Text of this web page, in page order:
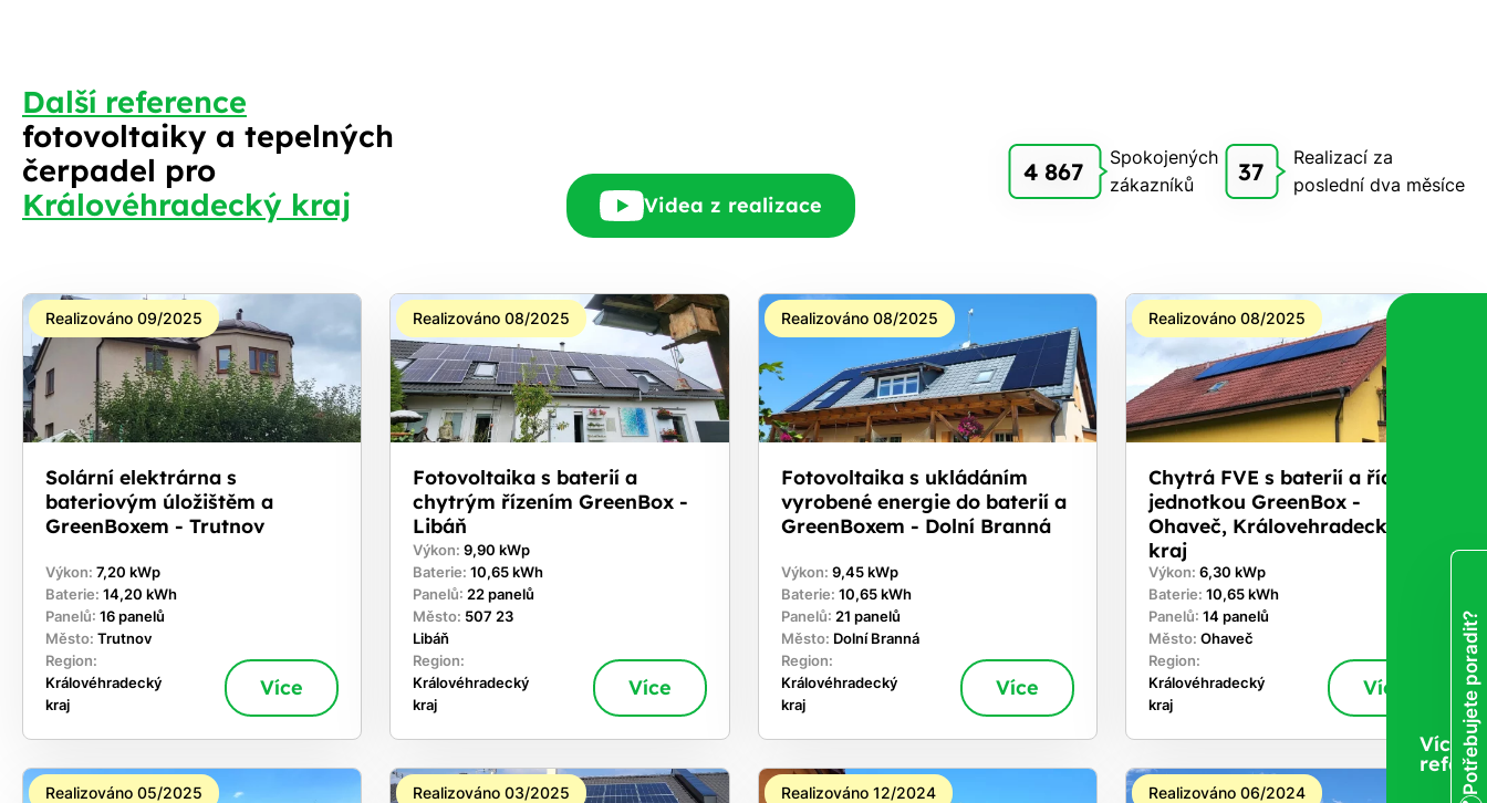
Stačí nám dát vědět - a
nic Vás to nestojí.
Další reference
fotovoltaiky a tepelných
čerpadel pro
Královéhradecký kraj
Videa z realizace
4 867
Spokojených
zákazníků
37
Realizací za
poslední dva měsíce
Realizováno 09/2025
Solární elektrárna s
bateriovým úložištěm a
GreenBoxem - Trutnov
Výkon: 7,20 kWp
Baterie: 14,20 kWh
Panelů: 16 panelů
Město: Trutnov
Region:
Královéhradecký
kraj
Více
Realizováno 08/2025
Fotovoltaika s baterií a
chytrým řízením GreenBox -
Libáň
Výkon:9,90 kWp
Baterie:10,65 kWh
Panelů: 22 panelů
Město: 507 23
Libáň
Region:
Královéhradecký
kraj
Více
Realizováno 08/2025
Fotovoltaika s ukládáním
vyrobené energie do baterií a
GreenBoxem - Dolní Branná
Výkon: 9,45 kWp
Baterie: 10,65 kWh
Panelů: 21 panelů
Město: Dolní Branná
Region:
Královéhradecký
kraj
Více
Realizováno 08/2025
Chytrá FVE s baterií a řídicí
jednotkou GreenBox -
Ohaveč, Královehradecký
kraj
Výkon: 6,30 kWp
Baterie: 10,65 kWh
Panelů: 14 panelů
Město: Ohaveč
Region:
Královéhradecký
kraj
Více
Realizováno 05/2025 Realizováno 03/2025 Realizováno 12/2024 Realizováno 06/2024
Více Potřebujete poradit?